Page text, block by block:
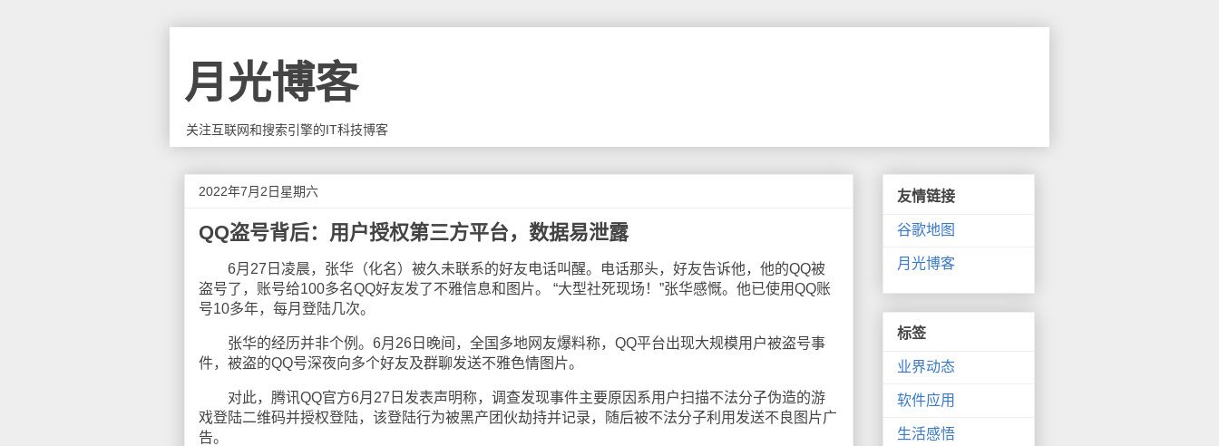
月光博客
关注互联网和搜索引擎的IT科技博客
2022年7月2日星期六
QQ盗号背后：用户授权第三方平台，数据易泄露
6月27日凌晨，张华（化名）被久未联系的好友电话叫醒。电话那头，好友告诉他，他的QQ被
盗号了，账号给100多名QQ好友发了不雅信息和图片。 “大型社死现场！”张华感慨。他已使用QQ账
号10多年，每月登陆几次。
张华的经历并非个例。6月26日晚间，全国多地网友爆料称，QQ平台出现大规模用户被盗号事
件，被盗的QQ号深夜向多个好友及群聊发送不雅色情图片。
对此，腾讯QQ官方6月27日发表声明称，调查发现事件主要原因系用户扫描不法分子伪造的游
戏登陆二维码并授权登陆，该登陆行为被黑产团伙劫持并记录，随后被不法分子利用发送不良图片广
告。
友情链接
谷歌地图
月光博客
标签
业界动态
软件应用
生活感悟